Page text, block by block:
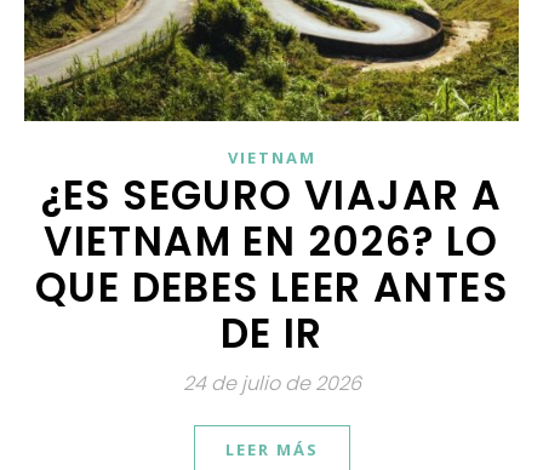
VIETNAM
¿ES SEGURO VIAJAR A
VIETNAM EN 2026? LO
QUE DEBES LEER ANTES
DE IR
24 de julio de 2026
LEER MÁS